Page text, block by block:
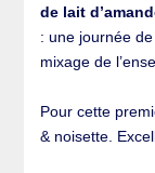
de lait
: une journée
mixage de
Pour cette
& noisette.